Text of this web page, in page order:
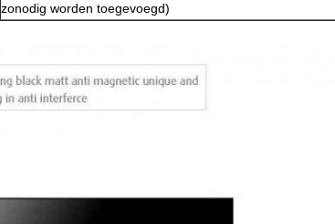
zonodig worden toegevoegd)